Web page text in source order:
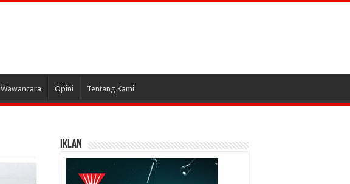
Wawancara Opini Tentang Kami
IKLAN